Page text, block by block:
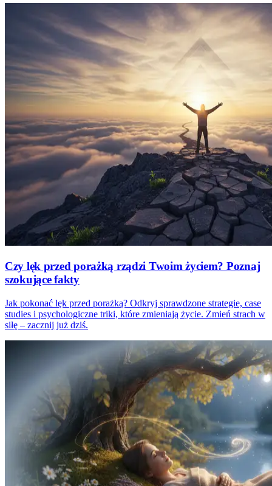
Czy lęk przed porażką rządzi Twoim życiem? Poznaj
szokujące fakty
Jak pokonać lęk przed porażką? Odkryj sprawdzone strategie, case
studies i psychologiczne triki, które zmieniają życie. Zmień strach w
siłę – zacznij już dziś.